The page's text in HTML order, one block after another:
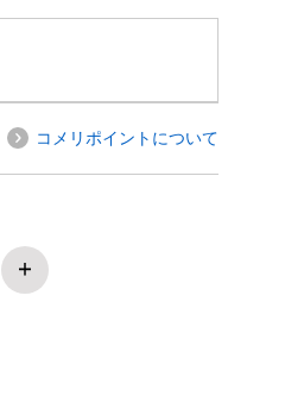
コメリポイントについて